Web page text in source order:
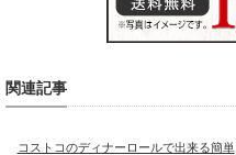
関連記事
コストコのディナーロールで出来る簡単